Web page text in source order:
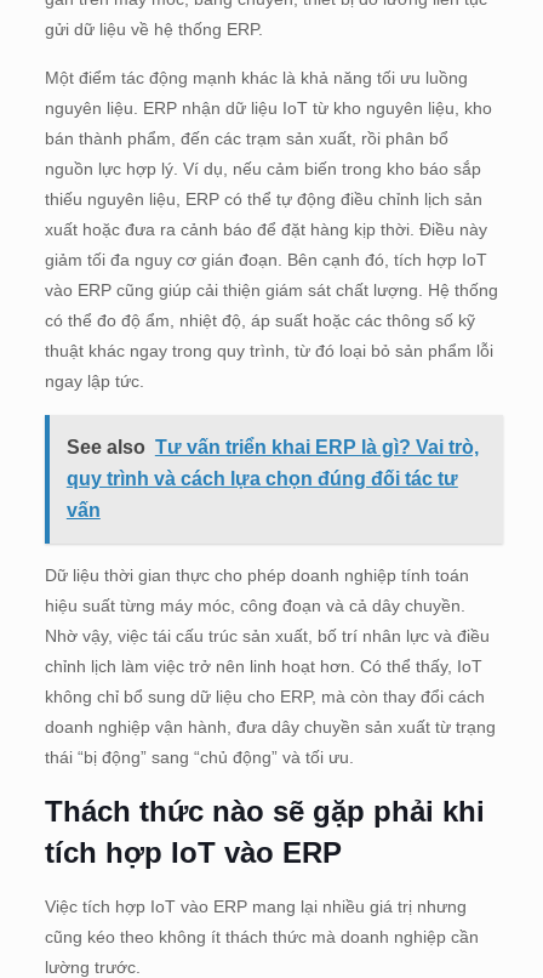
gửi dữ liệu về hệ thống ERP.
Một điểm tác động mạnh khác là khả năng tối ưu luồng
nguyên liệu. ERP nhận dữ liệu IoT từ kho nguyên liệu, kho
bán thành phẩm, đến các trạm sản xuất, rồi phân bổ
nguồn lực hợp lý. Ví dụ, nếu cảm biến trong kho báo sắp
thiếu nguyên liệu, ERP có thể tự động điều chỉnh lịch sản
xuất hoặc đưa ra cảnh báo để đặt hàng kịp thời. Điều này
giảm tối đa nguy cơ gián đoạn. Bên cạnh đó, tích hợp IoT
vào ERP cũng giúp cải thiện giám sát chất lượng. Hệ thống
có thể đo độ ẩm, nhiệt độ, áp suất hoặc các thông số kỹ
thuật khác ngay trong quy trình, từ đó loại bỏ sản phẩm lỗi
ngay lập tức.
See also Tư vấn triển khai ERP là gì? Vai trò,
quy trình và cách lựa chọn đúng đối tác tư
vấn
Dữ liệu thời gian thực cho phép doanh nghiệp tính toán
hiệu suất từng máy móc, công đoạn và cả dây chuyền.
Nhờ vậy, việc tái cấu trúc sản xuất, bố trí nhân lực và điều
chỉnh lịch làm việc trở nên linh hoạt hơn. Có thể thấy, IoT
không chỉ bổ sung dữ liệu cho ERP, mà còn thay đổi cách
doanh nghiệp vận hành, đưa dây chuyền sản xuất từ trạng
thái “bị động” sang “chủ động” và tối ưu.
Thách thức nào sẽ gặp phải khi
tích hợp IoT vào ERP
Việc tích hợp IoT vào ERP mang lại nhiều giá trị nhưng
cũng kéo theo không ít thách thức mà doanh nghiệp cần
lường trước.